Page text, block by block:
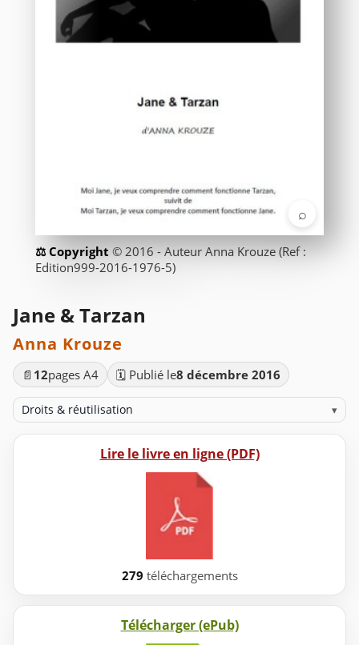
⌕
© 2016 - Auteur Anna Krouze (Ref :
Edition999-2016-1976-5)
Jane & Tarzan
Anna Krouze
📄 12pages A4 🗓️ Publié le8 décembre 2016
Droits & réutilisation ▾
Lire le livre en ligne (PDF)
279 téléchargements
Télécharger (ePub)